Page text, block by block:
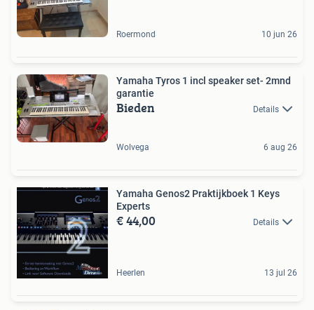
Roermond 10 jun 26
Yamaha Tyros 1 incl speaker set- 2mnd
garantie
Bieden Details
Wolvega 6 aug 26
Yamaha Genos2 Praktijkboek 1 Keys
Experts
€ 44,00 Details
Heerlen 13 jul 26